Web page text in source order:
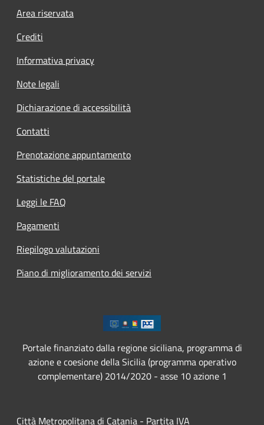
Footer menu
Area riservata
Crediti
Informativa privacy
Note legali
Dichiarazione di accessibilità
Contatti
Prenotazione appuntamento
Statistiche del portale
Leggi le FAQ
Pagamenti
Riepilogo valutazioni
Piano di miglioramento dei servizi
Portale finanziato dalla regione siciliana, programma di
azione e coesione della Sicilia (programma operativo
complementare) 2014/2020 - asse 10 azione 1
Città Metropolitana di Catania - Partita IVA